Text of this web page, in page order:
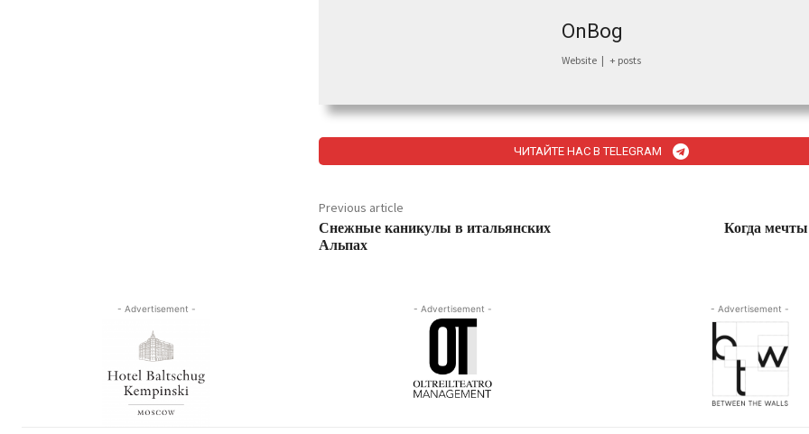
OnBog
Website | + posts
ЧИТАЙТЕ НАС В TELEGRAM
Previous article
Снежные каникулы в итальянских
Альпах
Когда
- Advertisement - - Advertisement - - Advertisement -